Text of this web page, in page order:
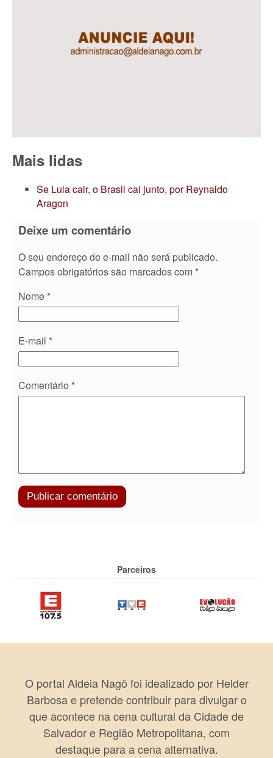
Mais lidas
Se Lula cair, o Brasil cai junto, por Reynaldo
Aragon
Deixe um comentário
O seu endereço de e-mail não será publicado.
Campos obrigatórios são marcados com *
Nome *
E-mail *
Comentário *
Parceiros
O portal Aldeia Nagô foi idealizado por Helder
Barbosa e pretende contribuir para divulgar o
que acontece na cena cultural da Cidade de
Salvador e Região Metropolitana, com
destaque para a cena alternativa.